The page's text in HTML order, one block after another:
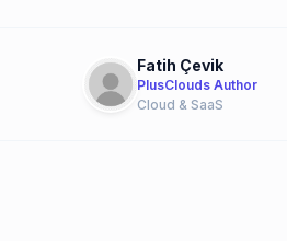
Fatih Çevik
PlusClouds Author
Cloud & SaaS